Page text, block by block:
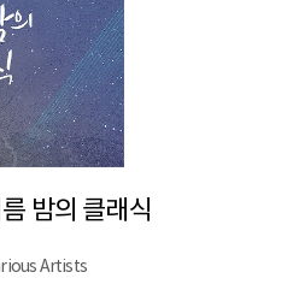
밤의 클래식
Artists